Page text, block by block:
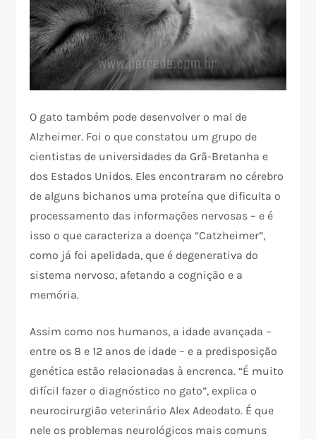
O gato também pode desenvolver o mal de
Alzheimer. Foi o que constatou um grupo de
cientistas de universidades da Grã-Bretanha e
dos Estados Unidos. Eles encontraram no cérebro
de alguns bichanos uma proteína que dificulta o
processamento das informações nervosas – e é
isso o que caracteriza a doença “Catzheimer”,
como já foi apelidada, que é degenerativa do
sistema nervoso, afetando a cognição e a
memória.
Assim como nos humanos, a idade avançada –
entre os 8 e 12 anos de idade – e a predisposição
genética estão relacionadas à encrenca. “É muito
difícil fazer o diagnóstico no gato”, explica o
neurocirurgião veterinário Alex Adeodato. É que
nele os problemas neurológicos mais comuns